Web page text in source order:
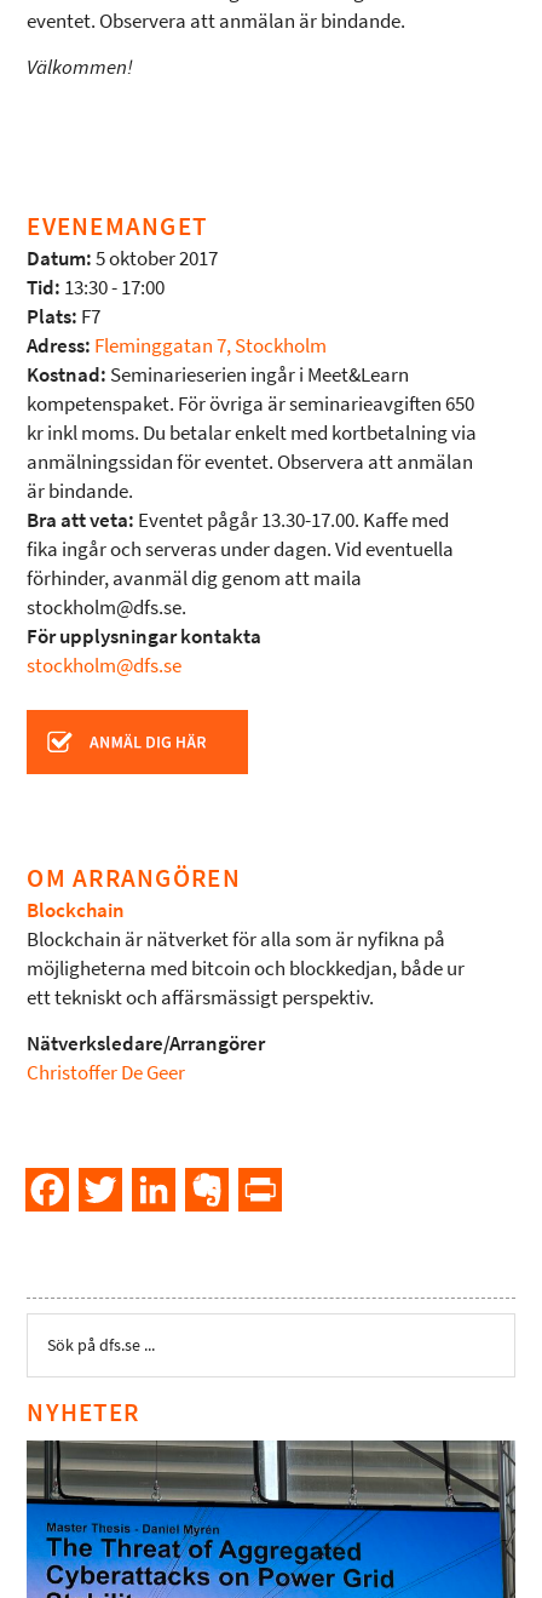
eventet. Observera att anmälan är bindande.
Välkommen!
EVENEMANGET
Datum:5 oktober 2017
Tid: 13:30 - 17:00
Plats: F7
Adress: Fleminggatan 7, Stockholm
Kostnad: Seminarieserien ingår i Meet&Learn
kompetenspaket. För övriga är seminarieavgiften 650
kr inkl moms. Du betalar enkelt med kortbetalning via
anmälningssidan för eventet. Observera att anmälan
är bindande.
Bra att veta: Eventet pågår 13.30-17.00. Kaffe med
fika ingår och serveras under dagen. Vid eventuella
förhinder, avanmäl dig genom att maila
stockholm@dfs.se.
För upplysningar kontakta
stockholm@dfs.se
OM ARRANGÖREN
Blockchain
Blockchain är nätverket för alla som är nyfikna på
möjligheterna med bitcoin och blockkedjan, både ur
ett tekniskt och affärsmässigt perspektiv.
Nätverksledare/Arrangörer
Christoffer De Geer
FacebookTwitter LinkedInEvernote
NYHETER